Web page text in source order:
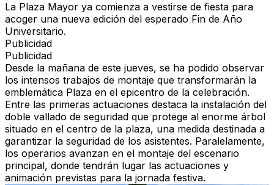
La Plaza Mayor ya comienza a vestirse de fiesta para
acoger una nueva edición del esperado Fin de Año
Universitario.
Publicidad
Publicidad
Desde la mañana de este jueves, se ha podido observar
los intensos trabajos de montaje que transformarán la
emblemática Plaza en el epicentro de la celebración.
Entre las primeras actuaciones destaca la instalación del
doble vallado de seguridad que protege al enorme árbol
situado en el centro de la plaza, una medida destinada a
garantizar la seguridad de los asistentes. Paralelamente,
los operarios avanzan en el montaje del escenario
principal, donde tendrán lugar las actuaciones y
animación previstas para la jornada festiva.